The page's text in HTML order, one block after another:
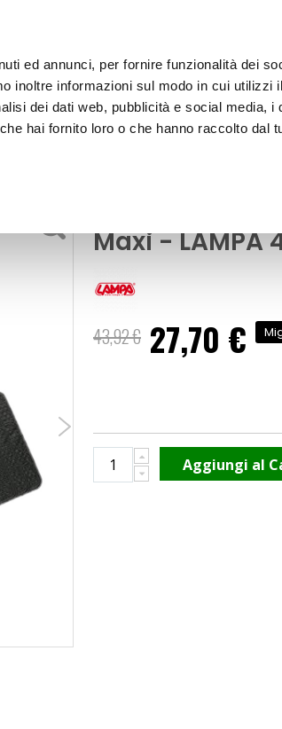
ed annunci, per fornire funzionalità dei
inoltre informazioni sul modo in cui utilizzi
dei dati web, pubblicità e social media, i
hai fornito loro o che hanno raccolto dal
Maxi - LAMPA
43,92 € Prezzo
speciale
27,70 €
Aggiungi al